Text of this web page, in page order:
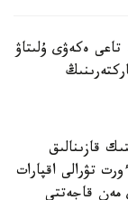
ەكەۋى ۇلىتاۋ
قازىنالىق
تۋرالى اقپارات
مەن قاجەتتى